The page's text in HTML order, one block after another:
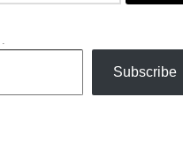
Subscribe